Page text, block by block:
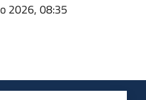
2026, 08:35